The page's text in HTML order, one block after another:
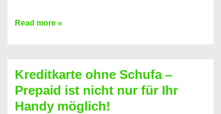
Konto
Neueröffnung
trotz
Schufaeintrag
Read more »
Kreditkarte ohne Schufa –
Prepaid ist nicht nur für Ihr
Handy möglich!